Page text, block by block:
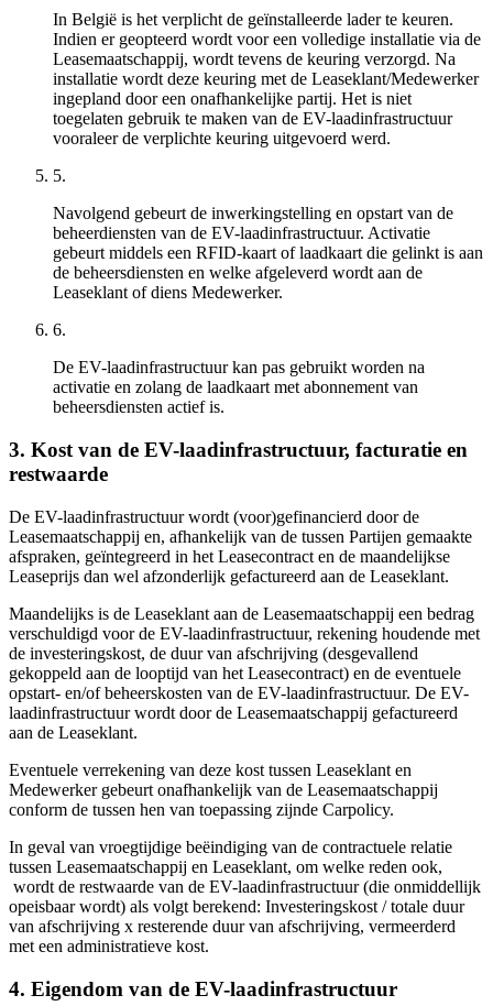
In België is het verplicht de geïnstalleerde lader te keuren.
Indien er geopteerd wordt voor een volledige installatie via de
Leasemaatschappij, wordt tevens de keuring verzorgd. Na
installatie wordt deze keuring met de Leaseklant/Medewerker
ingepland door een onafhankelijke partij. Het is niet
toegelaten gebruik te maken van de EV-laadinfrastructuur
vooraleer de verplichte keuring uitgevoerd werd.
5.
Navolgend gebeurt de inwerkingstelling en opstart van de
beheerdiensten van de EV-laadinfrastructuur. Activatie
gebeurt middels een RFID-kaart of laadkaart die gelinkt is aan
de beheersdiensten en welke afgeleverd wordt aan de
Leaseklant of diens Medewerker.
6.
De EV-laadinfrastructuur kan pas gebruikt worden na
activatie en zolang de laadkaart met abonnement van
beheersdiensten actief is.
3. Kost van de EV-laadinfrastructuur, facturatie en
restwaarde
De EV-laadinfrastructuur wordt (voor)gefinancierd door de
Leasemaatschappij en, afhankelijk van de tussen Partijen gemaakte
afspraken, geïntegreerd in het Leasecontract en de maandelijkse
Leaseprijs dan wel afzonderlijk gefactureerd aan de Leaseklant.
Maandelijks is de Leaseklant aan de Leasemaatschappij een bedrag
verschuldigd voor de EV-laadinfrastructuur, rekening houdende met
de investeringskost, de duur van afschrijving (desgevallend
gekoppeld aan de looptijd van het Leasecontract) en de eventuele
opstart- en/of beheerskosten van de EV-laadinfrastructuur. De EV-
laadinfrastructuur wordt door de Leasemaatschappij gefactureerd
aan de Leaseklant.
Eventuele verrekening van deze kost tussen Leaseklant en
Medewerker gebeurt onafhankelijk van de Leasemaatschappij
conform de tussen hen van toepassing zijnde Carpolicy.
In geval van vroegtijdige beëindiging van de contractuele relatie
tussen Leasemaatschappij en Leaseklant, om welke reden ook,
wordt de restwaarde van de EV-laadinfrastructuur (die onmiddellijk
opeisbaar wordt) als volgt berekend: Investeringskost / totale duur
van afschrijving x resterende duur van afschrijving, vermeerderd
met een administratieve kost.
4. Eigendom van de EV-laadinfrastructuur